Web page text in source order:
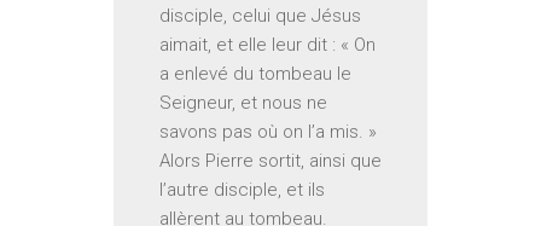
disciple, celui que Jésus
aimait, et elle leur dit : « On
a enlevé du tombeau le
Seigneur, et nous ne
savons pas où on l’a mis. »
Alors Pierre sortit, ainsi que
l’autre disciple, et ils
allèrent au tombeau.